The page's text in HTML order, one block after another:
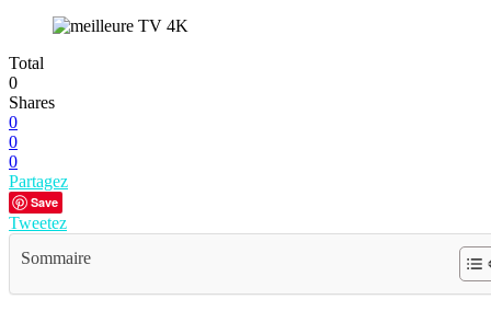
Total
0
Shares
0
0
0
Partagez
Save
Tweetez
Sommaire